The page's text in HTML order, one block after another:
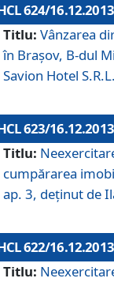
624/16.12.2013
Titlu: Vânzarea
în Braşov, B-dul
Savion Hotel S.R.L.
623/16.12.2013
Titlu:
cumpărarea
ap. 3, deţinut de
622/16.12.2013
Titlu: